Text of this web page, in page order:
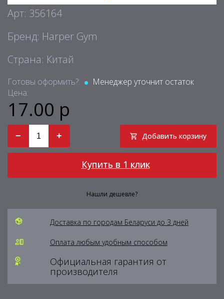
Арт: 356164
Бренд: Harper Gym
Страна: Китай
Готовы оформить?:
Менеджер уточнит остаток
Цена:
17.00 р
− + Добавить корзину
Купить в 1 клик
Нашли дешевле?
Доставка по городам Беларуси до 3 дней
Оплата любым удобным способом
Официальная гарантия от
производителя